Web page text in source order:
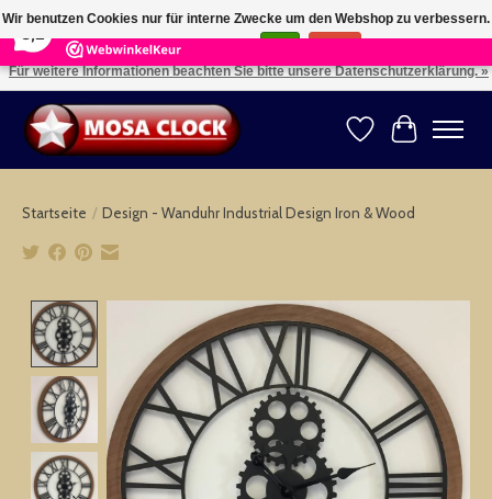
164 Reviews ×
Kies uw taal: NL -- Wählen Sie ihre Sprache: DE -- Choose your language: EN ⇓ ⇒
Wunschzettel
Ihr
Startseite / Design - Wanduhr Industrial Design Iron & Wood
Product image slideshow Items
Wir benutzen Cookies nur für interne Zwecke um den Webshop zu verbessern.
Ist das in Ordnung?
Für weitere Informationen beachten Sie bitte unsere Datenschutzerklärung. »